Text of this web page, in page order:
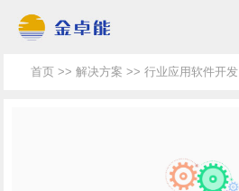
首页 >>解决方案 >> 行业应用软件开发